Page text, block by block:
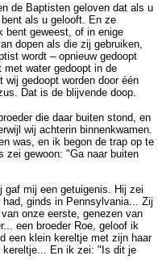
de Baptisten geloven dat als u
als u gelooft. En ze
bent geweest, of in enige
dopen als die zij gebruiken,
wordt – opnieuw gedoopt
met water gedoopt in de
gedoopt worden door één
Dat is de blijvende doop.
die daar buiten stond, en
wij achterin binnenkwamen.
was, en ik begon de trap op te
zei gewoon: "Ga naar buiten
mij een getuigenis. Hij zei
ginds in Pennsylvania... Zij
onze eerste, genezen van
een broeder Roe, geloof ik
een klein kereltje met zijn haar
kereltje... En ik zei: "Is dit je